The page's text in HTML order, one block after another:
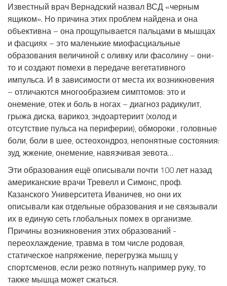
Известный врач Вернадский назвал ВСД «черным
ящиком». Но причина этих проблем найдена и она
объективна – она прощупывается пальцами в мышцах
и фасциях – это маленькие миофасциальные
образования величиной с оливку или фасолину – они-
то и создают помехи в передаче вегетативного
импульса. И в зависимости от места их возникновения
– отличаются многообразием симптомов: это и
онемение, отек и боль в ногах – диагноз радикулит,
грыжа диска, варикоз, эндоартериит (холод и
отсутствие пульса на периферии), обмороки , головные
боли, боли в шее, остеохондроз, непонятные состояния:
зуд, жжение, онемение, навязчивая зевота…
Эти образования ещё описывали почти 100 лет назад
американские врачи Тревелл и Симонс, проф.
Казанского Университета Иваничев, но они их
описывали как отдельные образования и не связывали
их в единую сеть глобальных помех в организме.
Причины возникновения этих образований -
переохлаждение, травма в том числе родовая,
статическое напряжение, перегрузка мышц у
спортсменов, если резко потянуть например руку, то
также мышца может сжаться.